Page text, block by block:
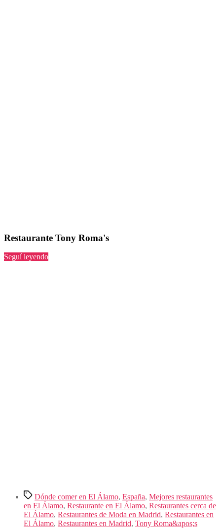
Restaurante Tony Roma's
Seguí leyendo“Tony
Etiquetas
Dónde comer en El Álamo, España, Mejores restaurantes
en El Álamo, Restaurante en El Álamo, Restaurantes cerca de
El Álamo, Restaurantes de Moda en Madrid, Restaurantes en
El Álamo, Restaurantes en Madrid, Tony Roma&apos;s